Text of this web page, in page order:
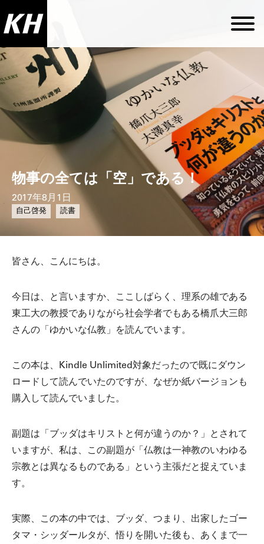
物事の全ては「空」である！
2017年8月1日
自己啓発 読書
皆さん、こんにちは。
今日は、と言いますか、ここしばらく、理系の雄である
東工大の教授でありながら社会学者でもある橋爪大三郎
さんの「ゆかいな仏教」を読んでいます。
この本は、Kindle Unlimited対象だったので既にダウン
ロードして読んでいたのですが、なぜか紙バージョンも
購入して読んでいました。
副題は「ブッダはキリストと何が違うのか？」とされて
いますが、私は、この副題が「仏教は一神教のいわゆる
宗教とは異なるものである」という主張だと捉えていま
す。
実際、この本の中では、ブッダ、つまり、出家したゴー
タマ・シッダールタが、悟りを開いた後も、あくまで一